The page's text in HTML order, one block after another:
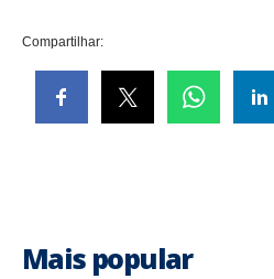
Compartilhar:
Mais popular